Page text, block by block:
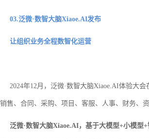
03.泛微·数智大脑Xiaoe.AI发布
让组织业务全程数智化运营
2024年12月，泛微·数智大脑Xiaoe.AI体验大
销售、合同、采购、项目、客服、人事、财务、
泛微·数智大脑Xiaoe.AI，基于大模型+小模型